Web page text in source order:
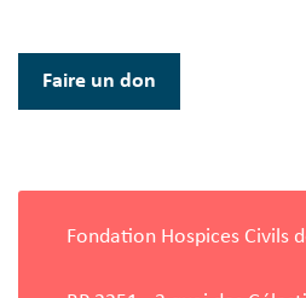
Faire un don
Fondation Hospices Civils